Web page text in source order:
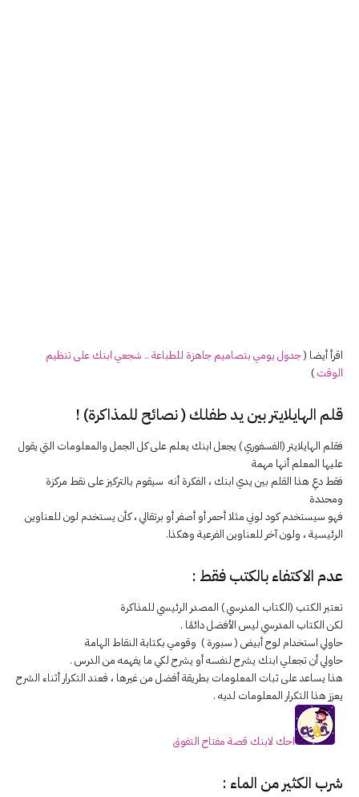
اقرأ أيضا (جدول يومي بتصاميم جاهزة للطباعة .. شجعي ابنك على تنظيم
الوقت )
قلم الهايلايتر بين يد طفلك ( نصائح للمذاكرة) !
فقلم الهايلايتر (الفسفوري ) يجعل ابنك يعلم على كل الجمل والمعلومات التي يقول
عليها المعلم أنها مهمة
فقط دعِ هذا القلم بين يدي ابنك ، الفكرة أنه سيقوم بالتركيز على نقط مركزة
ومحددة
فهو سيستخدم كود لوني مثلا أحمر أو أصفر أو برتقالي ، كأن يستخدم لون للعناوين
الرئيسية ، ولون آخر للعناوين الفرعية وهكذا.
عدم الاكتفاء بالكتب فقط :
تعتبر الكتب (الكتاب المدرسي ) المصدر الرئيسي للمذاكرة
لكن الكتاب المدرسي ليس الأفضل دائمًا .
حاولي استخدام لوح أبيض ( سبورة ) وقومي بكتابة النقاط الهامة
حاولي أن تجعلي ابنك يشرح لنفسه أو يشرح لكي ما يفهمه من الدرس .
هذا يساعد على ثبات المعلومات بطريقة أفضل من غيرها ، فعند التكرار أثناء الشرح
يعزز هذا التكرار المعلومات لديه .
احك لابنك قصة مفتاح التفوق
شرب الكثير من الماء :